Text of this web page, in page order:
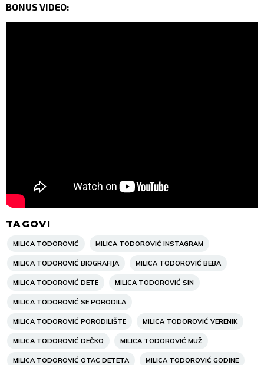
BONUS VIDEO:
TAGOVI
MILICA TODOROVIĆ MILICA TODOROVIĆ INSTAGRAM
MILICA TODOROVIĆ BIOGRAFIJA MILICA TODOROVIĆ BEBA
MILICA TODOROVIĆ DETE MILICA TODOROVIĆ SIN
MILICA TODOROVIĆ SE PORODILA
MILICA TODOROVIĆ PORODILIŠTE MILICA TODOROVIĆ VERENIK
MILICA TODOROVIĆ DEČKO MILICA TODOROVIĆ MUŽ
MILICA TODOROVIĆ OTAC DETETA MILICA TODOROVIĆ GODINE